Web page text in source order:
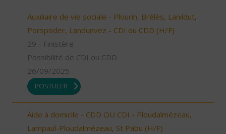
Auxiliaire de vie sociale - Plourin, Brélès, Lanildut,
Porspoder, Landunvez - CDI ou CDD (H/F)
29 - Finistère
Possibilité de CDI ou CDD
26/09/2025
POSTULER
Aide à domicile - CDD OU CDI - Ploudalmézeau,
Lampaul-Ploudalmézeau, St Pabu (H/F)